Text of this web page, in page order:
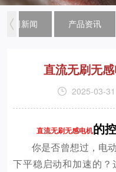
公司新闻 产品资讯
直流无刷无
2025-03-31
直流无刷无感电机的
你是否曾想过，电
下平稳启动和加速的